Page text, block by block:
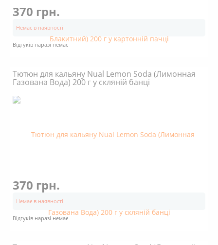
370 грн.
Немає в наявності
Відгуків наразі немає
Тютюн для кальяну Nual Lemon Soda (Лимонная
Газована Вода) 200 г у скляній банці
370 грн.
Немає в наявності
Відгуків наразі немає